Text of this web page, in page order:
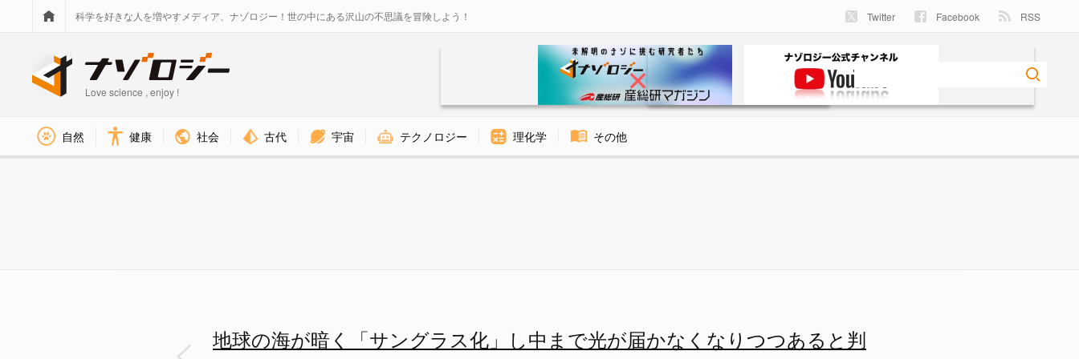
科学を好きな人を増やすメディア、ナゾロジー！世の中にある沢山の不思議を冒険しよう！ Twitter Facebook RSS
Love science , enjoy !
自然 健康 社会 古代 宇宙 テクノロジー 理化学 その他
地球の海が暗く「サングラス化」し中まで光が届かなくなりつつあると判